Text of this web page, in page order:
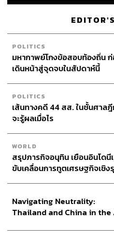
ABOUT
THE
ABOUT
ศวิตา พูลเ
ช่างภาพข่า
POLITICS
มหากาพย์โกงข้อสอบท้องถิ่น
เดินหน้าสู่จุดจบในสัปดาห์นี้
POLITICS
เส้นทางคดี 44 สส. ในชั้นศาล
จะรู้ผลเมื่อไร
WORLD
สรุปภารกิจอนุทิน เยือนอินโดนี
ขับเคลื่อนการทูตเศรษฐกิจเชิง
Navigating Neutrality:
Thailand and China in the